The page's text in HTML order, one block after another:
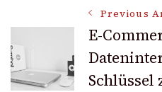
Post
Navigation
Previous
E-